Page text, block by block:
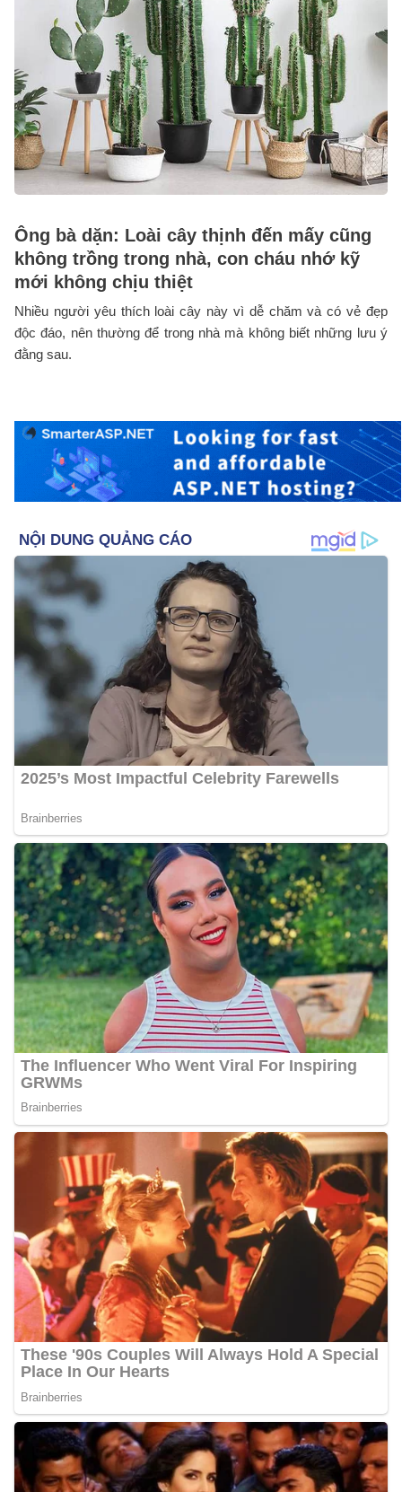
Ông bà dặn: Loài cây thịnh đến mấy cũng
không trồng trong nhà, con cháu nhớ kỹ
mới không chịu thiệt
Nhiều người yêu thích loài cây này vì dễ chăm và có vẻ đẹp
độc đáo, nên thường để trong nhà mà không biết những lưu ý
đằng sau.